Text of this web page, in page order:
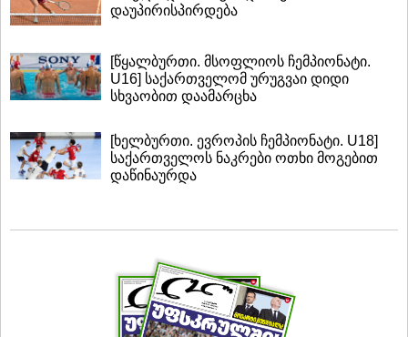
დაუპირისპირდება
[წყალბურთი. მსოფლიოს ჩემპიონატი.
U16] საქართველომ ურუგვაი დიდი
სხვაობით დაამარცხა
[ხელბურთი. ევროპის ჩემპიონატი. U18]
საქართველოს ნაკრები ოთხი მოგებით
დაწინაურდა